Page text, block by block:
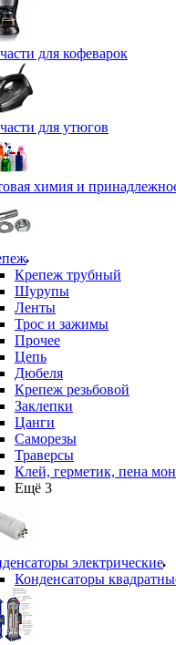
для кофеварок
для утюгов
химия и
Крепеж трубный
Шурупы
Ленты
Трос и зажимы
Прочее
Цепь
Дюбеля
Крепеж резьбовой
Заклепки
Цанги
Саморезы
Траверсы
Клей, герметик, пена
Ещё 3
электрические
Конденсаторы